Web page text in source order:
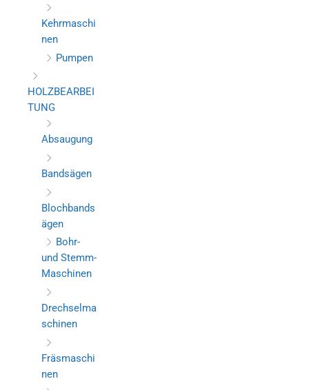
Kehrmaschi
nen
Pumpen
HOLZBEARBEI
TUNG
Absaugung
Bandsägen
Blochbands
ägen
Bohr-
und Stemm-
Maschinen
Drechselma
schinen
Fräsmaschi
nen